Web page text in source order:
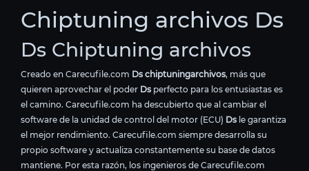
Chiptuning archivos Ds
Ds Chiptuning archivos
Creado en Carecufile.com Ds chiptuningarchivos, más que
quieren aprovechar el poder Ds perfecto para los entusiastas es
el camino. Carecufile.com ha descubierto que al cambiar el
software de la unidad de control del motor (ECU) Ds le garantiza
el mejor rendimiento. Carecufile.com siempre desarrolla su
propio software y actualiza constantemente su base de datos
mantiene. Por esta razón, los ingenieros de Carecufile.com